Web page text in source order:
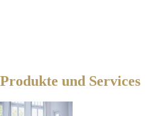
Produkte und Services